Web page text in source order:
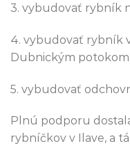
3. vybudovať rybník
4. vybudovať rybník
Dubnickým potokom
5. vybudovať
Plnú podporu
rybníčkov v Ilave, a